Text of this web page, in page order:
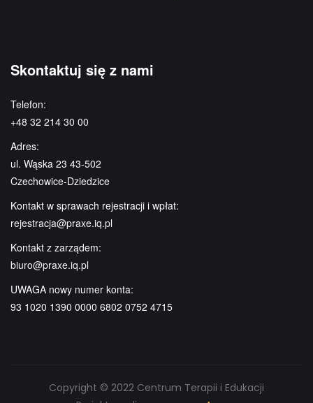
Skontaktuj się z nami
Telefon:
+48 32 214 30 00
Adres:
ul. Wąska 23 43-502
Czechowice-Dziedzice
Kontakt w sprawach rejestracji i wpłat:
rejestracja@praxe.iq.pl
Kontakt z zarządem:
biuro@praxe.iq.pl
UWAGA nowy numer konta:
93 1020 1390 0000 6802 0752 4715
Copyright © 2022 Centrum Terapii i Edukacji